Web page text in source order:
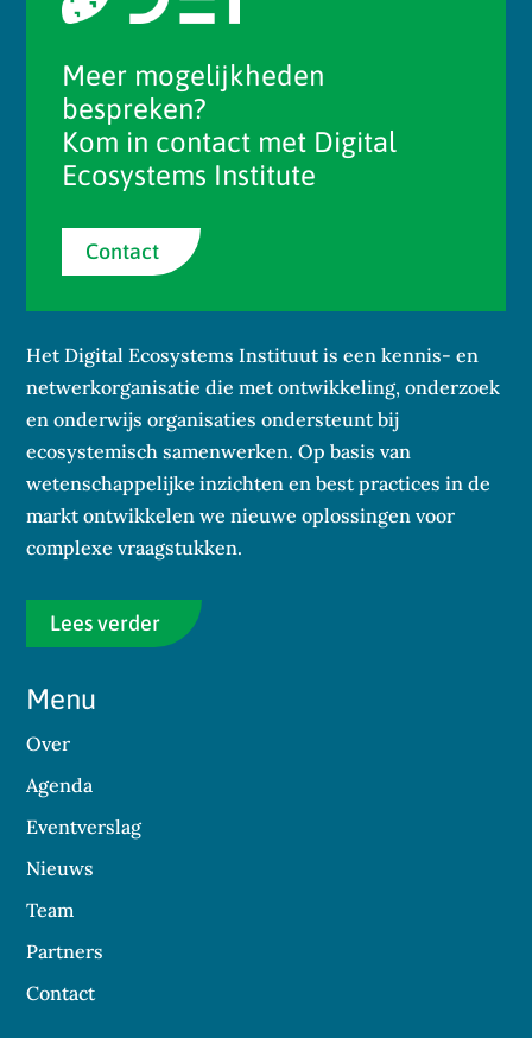
Meer mogelijkheden
bespreken?
Kom in contact met Digital
Ecosystems Institute
Contact
Het Digital Ecosystems Instituut is een kennis- en
netwerkorganisatie die met ontwikkeling, onderzoek
en onderwijs organisaties ondersteunt bij
ecosystemisch samenwerken. Op basis van
wetenschappelijke inzichten en best practices in de
markt ontwikkelen we nieuwe oplossingen voor
complexe vraagstukken.
Lees verder
Menu
Over
Agenda
Eventverslag
Nieuws
Team
Partners
Contact